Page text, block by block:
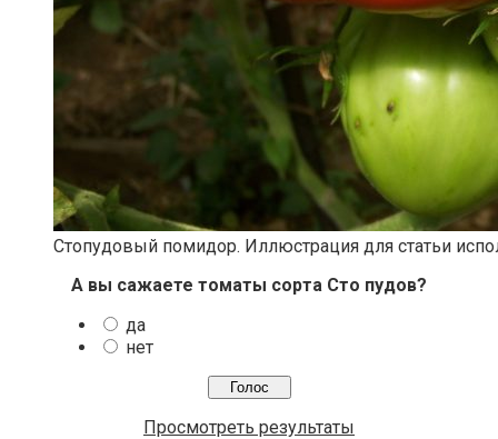
Стопудовый помидор. Иллюстрация для статьи
А вы сажаете томаты сорта Сто пудов?
да
нет
Просмотреть результаты